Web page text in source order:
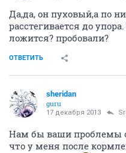
Да,да, он пуховый,а по
расстегивается до
ложится? пробовали?
ОТВЕТИТЬ
sheridan
guru
17 декабря 2013
Нам бы ваши проблемы
что у меня после